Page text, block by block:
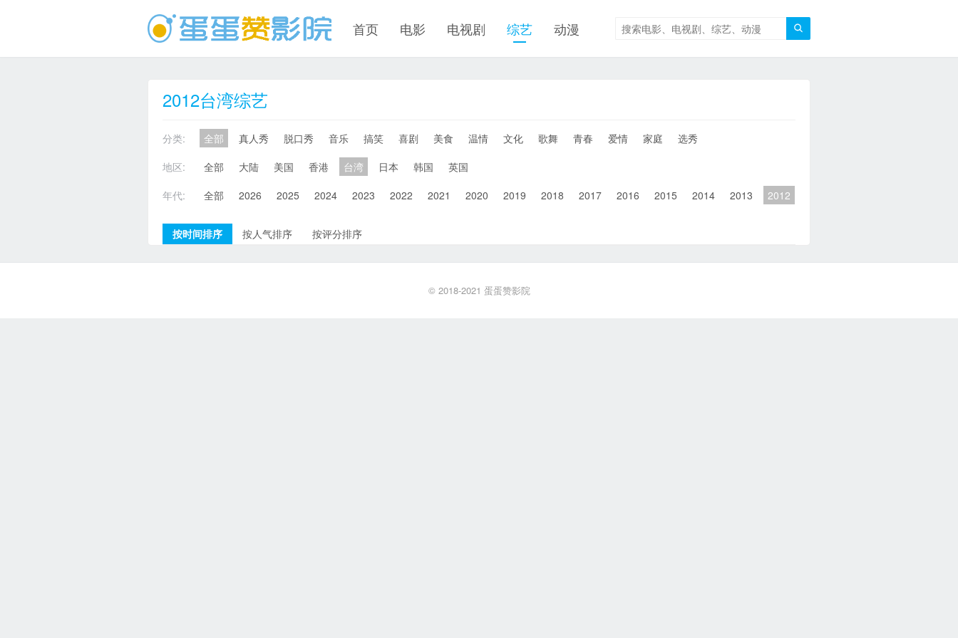

首页 电影 电视剧 综艺 动漫
2012台湾综艺
分类: 全部 真人秀 脱口秀 音乐 搞笑 喜剧 美食 温情 文化 歌舞 青春 爱情 家庭
选秀
地区:
全部 大陆 美国 香港 台湾 日本 韩国
英国
年代:
全部 2026 2025 2024 2023 2022 2021 2020 2019 2018 2017 2016 2015 2014 2013 2012
按时间排序 按人气排序 按评分排序
© 2018-2021 蛋蛋赞影院